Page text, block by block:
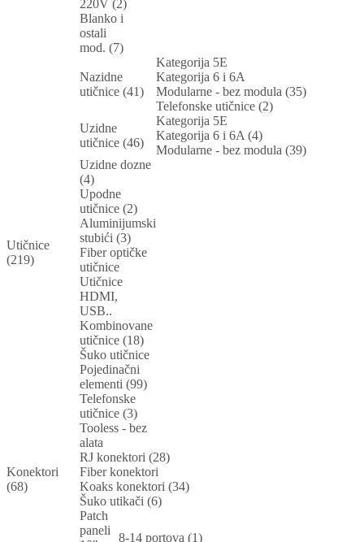
220V (2)
Blanko i
ostali
mod. (7)
Utičnice
(219)
Nazidne
utičnice (41)
Kategorija 5E
Kategorija 6 i 6A
Modularne - bez modula (35)
Telefonske utičnice (2)
Uzidne
utičnice (46)
Kategorija 5E
Kategorija 6 i 6A (4)
Modularne - bez modula (39)
Uzidne dozne
(4)
Upodne
utičnice (2)
Aluminijumski
stubići (3)
Fiber optičke
utičnice
Utičnice
HDMI,
USB..
Kombinovane
utičnice (18)
Šuko utičnice
Pojedinačni
elementi (99)
Telefonske
utičnice (3)
Tooless - bez
alata
Konektori
(68)
RJ konektori (28)
Fiber konektori
Koaks konektori (34)
Šuko utikači (6)
Patch
paneli
8-14 portova (1)